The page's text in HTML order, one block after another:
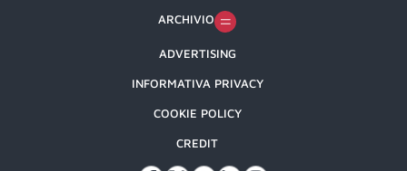
ARCHIVIO
ADVERTISING
INFORMATIVA PRIVACY
COOKIE POLICY
CREDIT